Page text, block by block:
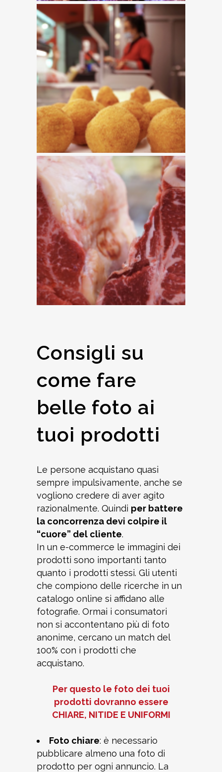
Consigli su
come fare
belle foto ai
tuoi prodotti
Le persone acquistano quasi
sempre impulsivamente, anche se
vogliono credere di aver agito
razionalmente. Quindi per battere
la concorrenza devi colpire il
“cuore” del cliente.
In un e-commerce le immagini dei
prodotti sono importanti tanto
quanto i prodotti stessi. Gli utenti
che compiono delle ricerche in un
catalogo online si affidano alle
fotografie. Ormai i consumatori
non si accontentano più di foto
anonime, cercano un match del
100% con i prodotti che
acquistano.
Per questo le foto dei tuoi
prodotti dovranno essere
CHIARE, NITIDE E UNIFORMI
Foto chiare: è necessario
pubblicare almeno una foto di
prodotto per ogni annuncio. La